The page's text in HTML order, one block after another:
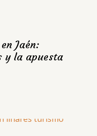
Jaén:
y la apuesta